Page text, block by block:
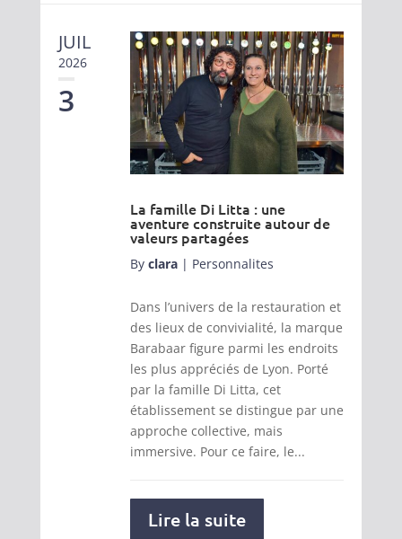
JUIL
2026
3
La famille Di Litta : une
aventure construite autour de
valeurs partagées
By clara| Personnalites
Dans l’univers de la restauration et
des lieux de convivialité, la marque
Barabaar figure parmi les endroits
les plus appréciés de Lyon. Porté
par la famille Di Litta, cet
établissement se distingue par une
approche collective, mais
immersive. Pour ce faire, le...
Lire la suite